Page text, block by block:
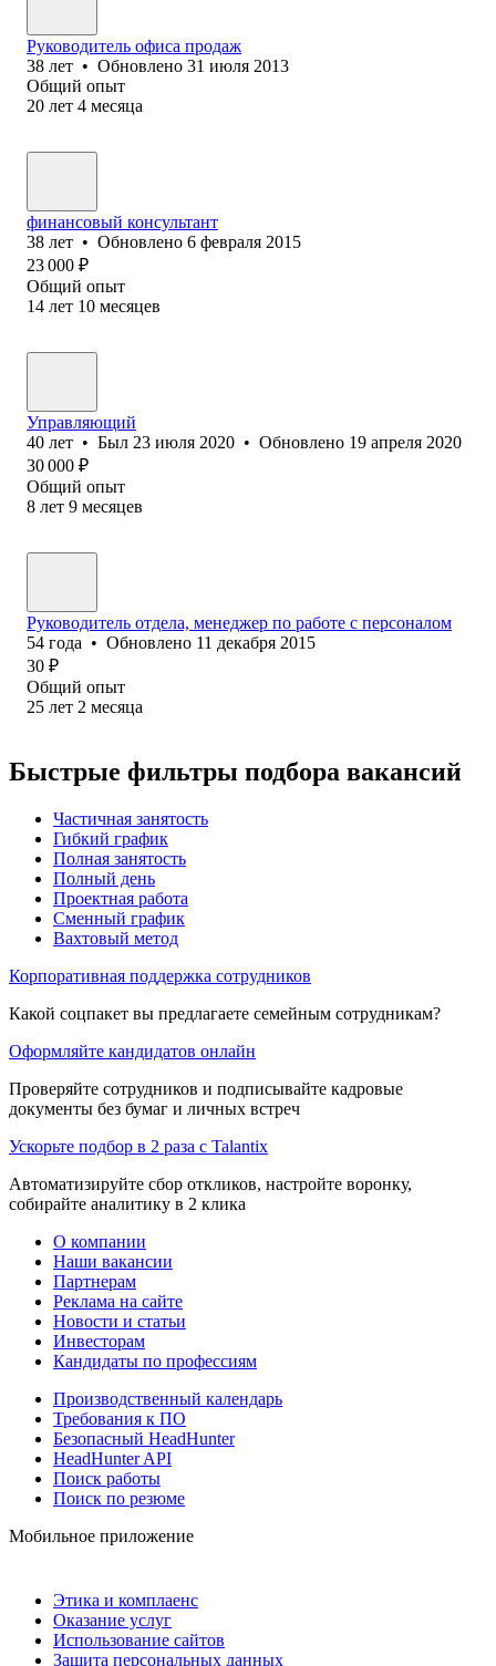
Руководитель офиса продаж
38 лет • Обновлено 31 июля 2013
Общий опыт
20 лет 4 месяца
финансовый консультант
38 лет • Обновлено 6 февраля 2015
23 000 ₽
Общий опыт
14 лет 10 месяцев
Управляющий
40 лет • Был 23 июля 2020 • Обновлено 19 апреля 2020
30 000 ₽
Общий опыт
8 лет 9 месяцев
Руководитель отдела, менеджер по работе с персоналом
54 года • Обновлено 11 декабря 2015
30 ₽
Общий опыт
25 лет 2 месяца
Быстрые фильтры подбора вакансий
Частичная занятость
Гибкий график
Полная занятость
Полный день
Проектная работа
Сменный график
Вахтовый метод
Корпоративная поддержка сотрудников
Какой соцпакет вы предлагаете семейным сотрудникам?
Оформляйте кандидатов онлайн
Проверяйте сотрудников и подписывайте кадровые
документы без бумаг и личных встреч
Ускорьте подбор в 2 раза с Talantix
Автоматизируйте сбор откликов, настройте воронку,
собирайте аналитику в 2 клика
О компании
Наши вакансии
Партнерам
Реклама на сайте
Новости и статьи
Инвесторам
Кандидаты по профессиям
Производственный календарь
Требования к ПО
Безопасный HeadHunter
HeadHunter API
Поиск работы
Поиск по резюме
Мобильное приложение
Этика и комплаенс
Оказание услуг
Использование сайтов
Защита персональных данных